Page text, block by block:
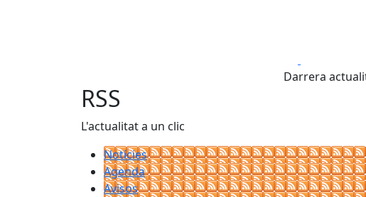
Darrera
RSS
L'actualitat a un clic
Notícies
Agenda
Avisos